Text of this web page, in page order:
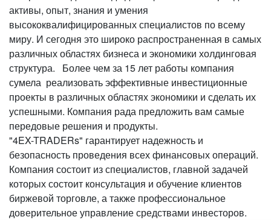
активы, опыт, знания и умения
высококвалифицированных специалистов по всему
миру. И сегодня это широко распространенная в самых
различных областях бизнеса и экономики холдинговая
структура. Более чем за 15 лет работы компания
сумела реализовать эффективные инвестиционные
проекты в различных областях экономики и сделать их
успешными. Компания рада предложить вам самые
передовые решения и продукты.
"4EX-TRADERs" гарантирует надежность и
безопасность проведения всех финансовых операций.
Компания состоит из специалистов, главной задачей
которых состоит консультация и обучение клиентов
биржевой торговле, а также профессиональное
доверительное управление средствами инвесторов.